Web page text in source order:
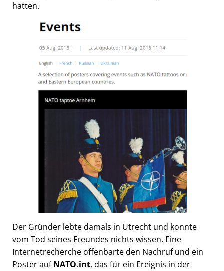
hatten.
Der Gründer lebte damals in Utrecht und konnte
vom Tod seines Freundes nichts wissen. Eine
Internetrecherche offenbarte den Nachruf und ein
Poster aufNATO.int, das für ein Ereignis in der